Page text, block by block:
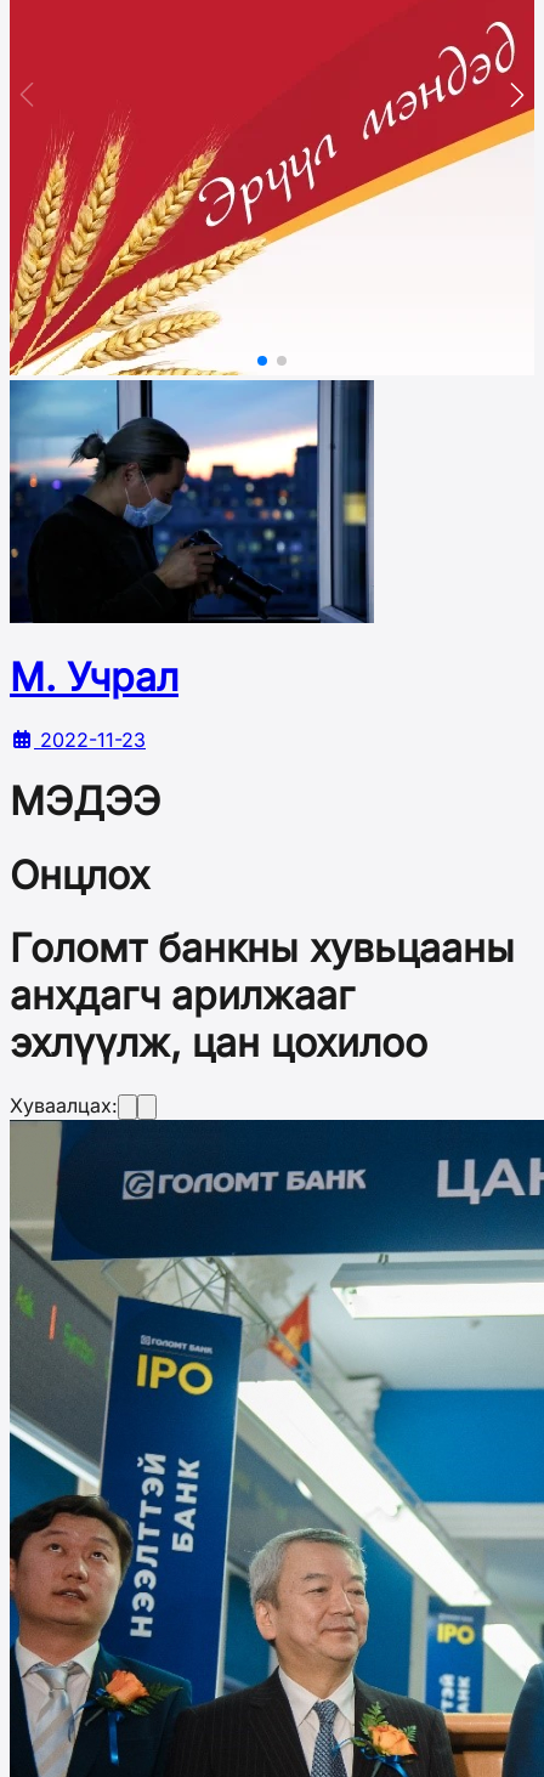
М. Учрал
2022-11-23
МЭДЭЭ
Онцлох
Голомт банкны хувьцааны
анхдагч арилжааг
эхлүүлж, цан цохилоо
Хуваалцах: